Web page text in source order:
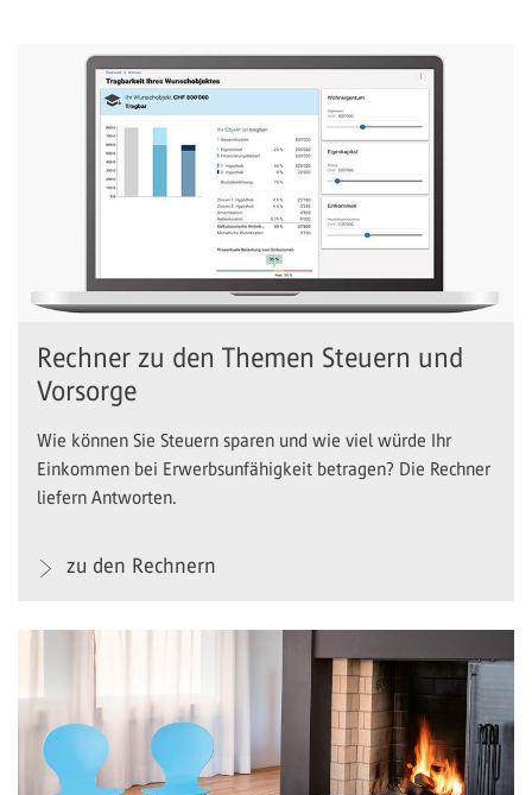
Rechner zu den Themen Steuern und
Vorsorge
Wie können Sie Steuern sparen und wie viel würde Ihr
Einkommen bei Erwerbsunfähigkeit betragen? Die Rechner
liefern Antworten.
zu den Rechnern